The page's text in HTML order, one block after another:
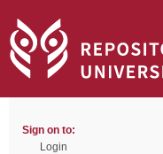
Sign on to:
Login